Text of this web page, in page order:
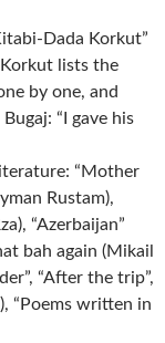
Dada Korkut”
Korkut lists the
by one, and
“I gave his
“Mother
Rustam),
“Azerbaijan”
bah again (Mikail
“After the trip”,
“Poems written in